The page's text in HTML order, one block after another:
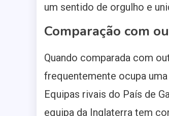
um sentido de orgulho e
Comparação com
Quando comparada com
frequentemente ocupa
Equipas rivais do País de
equipa da Inglaterra tem